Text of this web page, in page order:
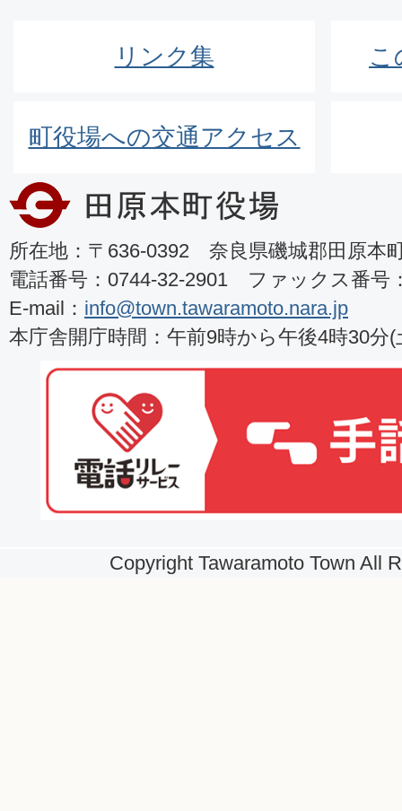
リンク集 こ
町役場への交通アクセス
所在地：〒636-0392 奈良県磯城郡田原本
電話番号：0744-32-2901 ファックス番号
E-mail： info@town.tawaramoto.nara.jp
本庁舎開庁時間：午前9時から午後4時30分
Copyright Tawaramoto Town All